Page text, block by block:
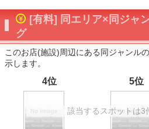
[有料] 同エリア×同ジャ
グ
このお店(施設)周辺にある同ジャンル
示します。
4位 5位
該当するスポットは3